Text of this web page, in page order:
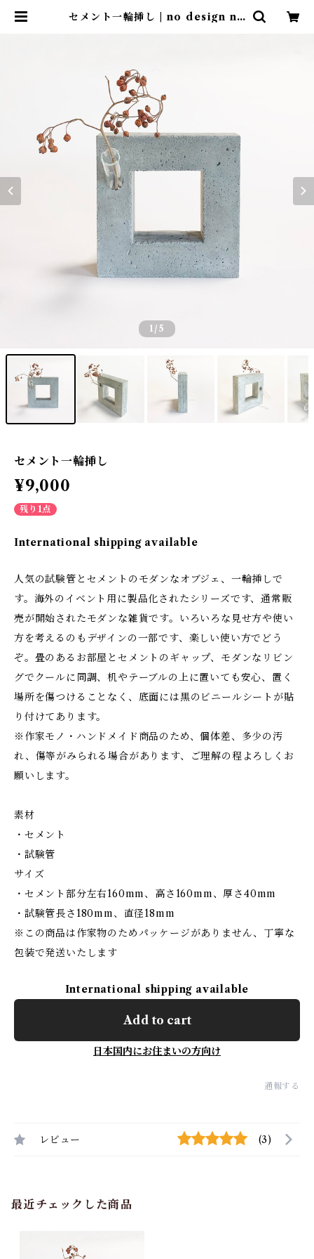
セメント一輪挿し | no design no
1 /5
セメント一輪挿し
¥9,000
残り1点
International shipping available
人気の試験管とセメントのモダンなオブジェ、一輪挿しで
す。海外のイベント用に製品化されたシリーズです、通常販
売が開始されたモダンな雑貨です。いろいろな見せ方や使い
方を考えるのもデザインの一部です、楽しい使い方でどう
ぞ。畳のあるお部屋とセメントのギャップ、モダンなリビン
グでクールに同調、机やテーブルの上に置いても安心、置く
場所を傷つけることなく、底面には黒のビニールシートが貼
り付けてあります。
※作家モノ・ハンドメイド商品のため、個体差、多少の汚
れ、傷等がみられる場合があります、ご理解の程よろしくお
願いします。
素材
・セメント
・試験管
サイズ
・セメント部分左右160mm、高さ160mm、厚さ40mm
・試験管長さ180mm、直径18mm
※この商品は作家物のためパッケージがありません、丁寧な
包装で発送いたします
International shipping available
Add to cart
日本国内にお住まいの方向け
通報する
レビュー (3)
最近チェックした商品